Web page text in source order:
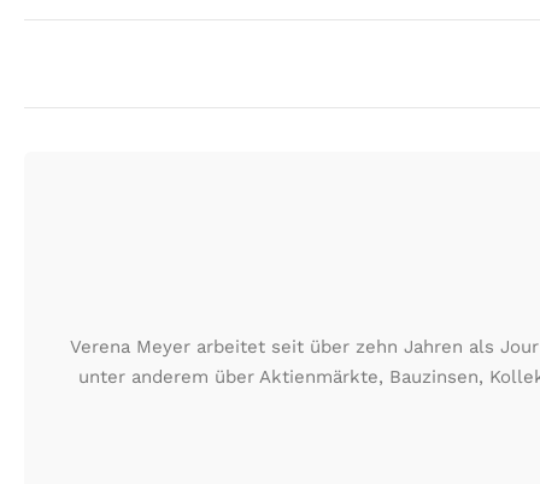
Verena Meyer arbeitet seit über zehn Jahren als
unter anderem über Aktienmärkte, Bauzinsen,